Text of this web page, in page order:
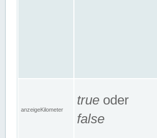
anzeigeKilometer
true oder
false